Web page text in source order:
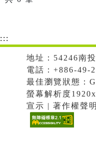
:::
地址：54246南
電話：+886-49-
最佳瀏覽狀態：
螢幕解析度
宣示 | 著作權聲明